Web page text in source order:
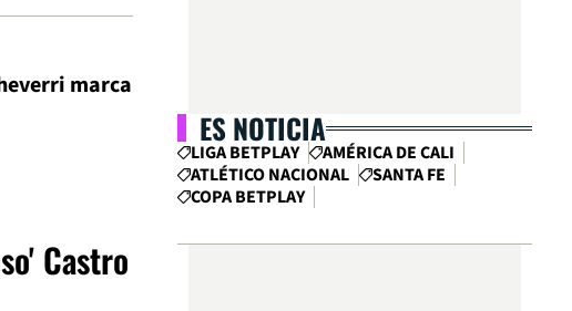
marca
Castro
ES NOTICIA
LIGA BETPLAY
AMÉRICA DE CALI
ATLÉTICO NACIONAL
SANTA FE
COPA BETPLAY